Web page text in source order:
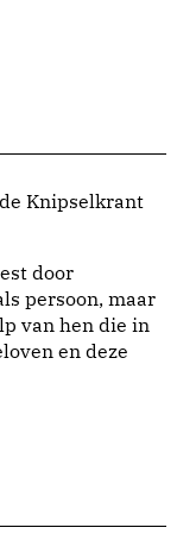
Knipselkrant
door
persoon, maar
van hen die in
en deze